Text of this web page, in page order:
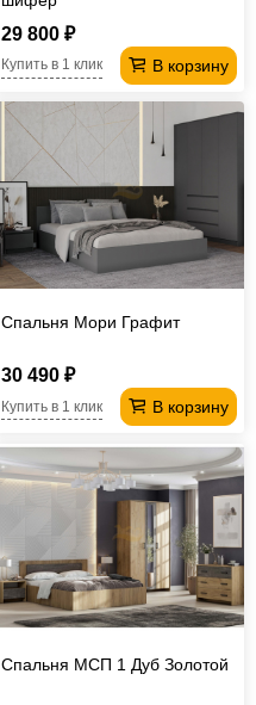
29 800 ₽
В корзину
Купить в 1 клик
Спальня Мори Графит
30 490 ₽
В корзину
Купить в 1 клик
Спальня МСП 1 Дуб Золотой